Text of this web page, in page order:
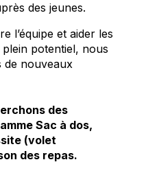
des jeunes.
l’équipe et aider les
potentiel, nous
de nouveaux
des
Sac à dos,
(volet
des repas.